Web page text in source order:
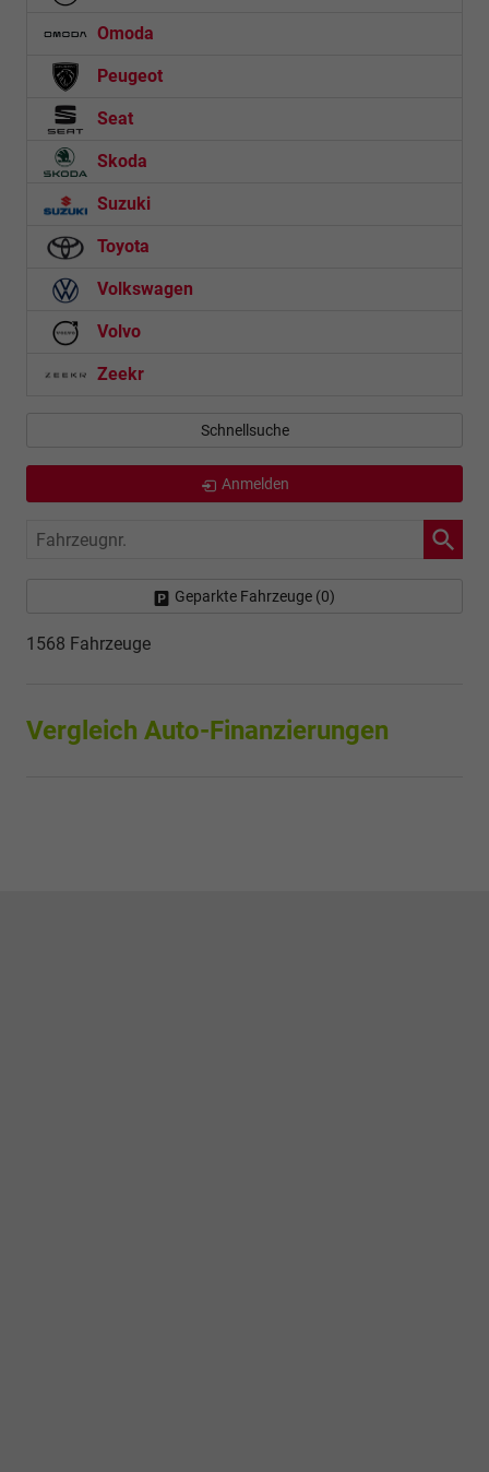
Omoda
Peugeot
Seat
Skoda
Suzuki
Toyota
Volkswagen
Volvo
Zeekr
Schnellsuche
Anmelden
Fahrzeugnr.
Geparkte Fahrzeuge (0)
1568 Fahrzeuge
Vergleich Auto-Finanzierungen